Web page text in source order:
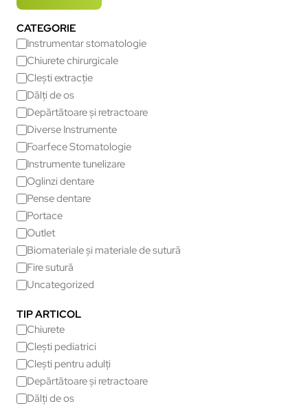
CATEGORIE
Instrumentar stomatologie
Chiurete chirurgicale
Clești extracție
Dălți de os
Depărtătoare și retractoare
Diverse Instrumente
Foarfece Stomatologie
Instrumente tunelizare
Oglinzi dentare
Pense dentare
Portace
Outlet
Biomateriale și materiale de sutură
Fire sutură
Uncategorized
TIP ARTICOL
Chiurete
Clești pediatrici
Clești pentru adulți
Depărtătoare și retractoare
Dălți de os